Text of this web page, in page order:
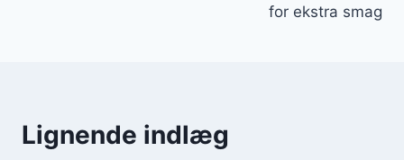
for ekstra smag
Lignende indlæg